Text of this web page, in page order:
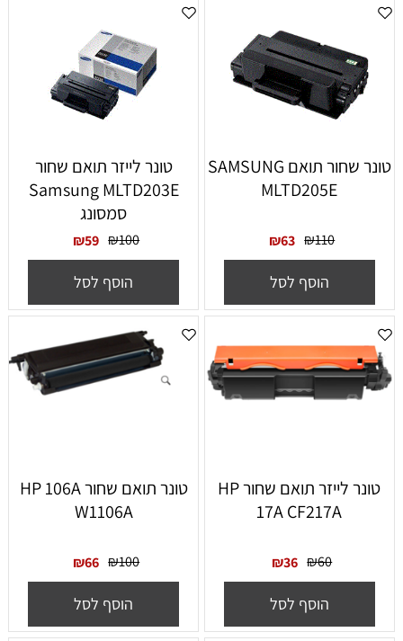
טונר שחור תואם SAMSUNG
MLTD205E
₪110
₪63
הוסף לסל
‏טונר לייזר תואם שחור
Samsung MLTD203E
סמסונג
₪100
₪59
הוסף לסל
‏טונר ‏לייזר תואם שחור HP
17A CF217A
₪60
₪36
הוסף לסל
‏טונר תואם שחור HP 106A
W1106A
₪100
₪66
הוסף לסל